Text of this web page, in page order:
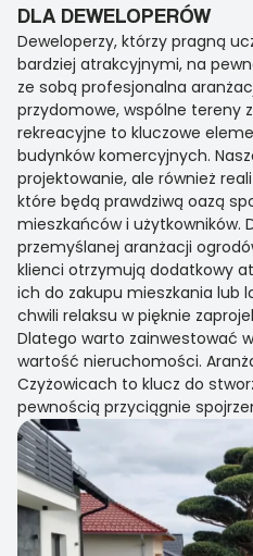
DLA DEWELOPERÓW
Deweloperzy, którzy pragną
bardziej atrakcyjnymi, na
ze sobą profesjonalna
przydomowe, wspólne tereny
rekreacyjne to kluczowe
budynków komercyjnych.
projektowanie, ale również
które będą prawdziwą oazą
mieszkańców i użytkowników.
przemyślanej aranżacji
klienci otrzymują dodatkowy
ich do zakupu mieszkania lub
chwili relaksu w pięknie
Dlatego warto zainwestować
wartość nieruchomości.
Czyżowicach to klucz do
pewnością przyciągnie